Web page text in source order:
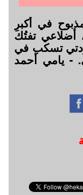
في أكبرِ
أضلاعي تفتُك
تسكب في
- يامي أحمد